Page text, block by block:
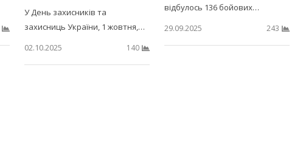
У День захисників та
захисниць України, 1 жовтня,…
02.10.2025
140
відбулось 136 бойових…
29.09.2025
243